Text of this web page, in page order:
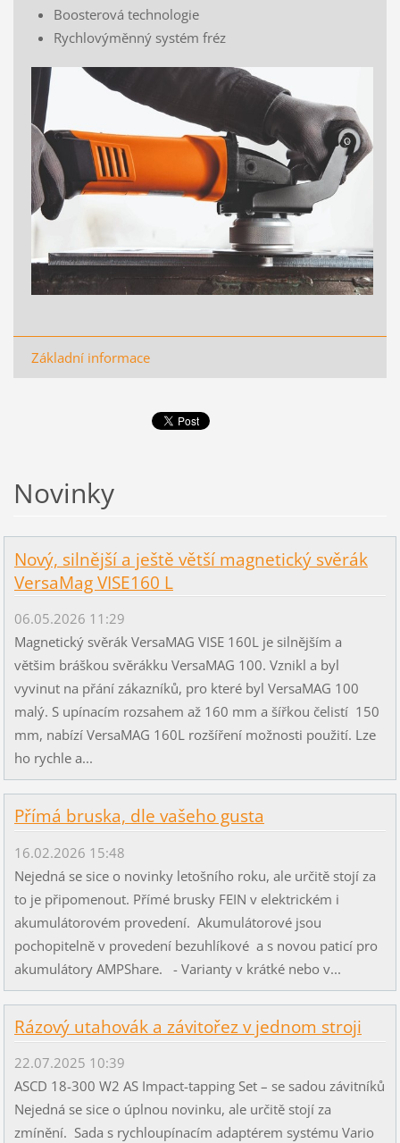
Boosterová technologie
Rychlovýměnný systém fréz
Základní informace
Novinky
Nový, silnější a ještě větší magnetický svěrák
VersaMag VISE160 L
06.05.2026 11:29
Magnetický svěrák VersaMAG VISE 160L je silnějším a
většim bráškou svěrákku VersaMAG 100. Vznikl a byl
vyvinut na přání zákazníků, pro které byl VersaMAG 100
malý. S upínacím rozsahem až 160 mm a šířkou čelistí 150
mm, nabízí VersaMAG 160L rozšíření možnosti použití. Lze
ho rychle a...
Přímá bruska, dle vašeho gusta
16.02.2026 15:48
Nejedná se sice o novinky letošního roku, ale určitě stojí za
to je připomenout. Přímé brusky FEIN v elektrickém i
akumulátorovém provedení. Akumulátorové jsou
pochopitelně v provedení bezuhlíkové a s novou paticí pro
akumulátory AMPShare. - Varianty v krátké nebo v...
Rázový utahovák a závitořez v jednom stroji
22.07.2025 10:39
ASCD 18-300 W2 AS Impact-tapping Set – se sadou závitníků
Nejedná se sice o úplnou novinku, ale určitě stojí za
zmínění. Sada s rychloupínacím adaptérem systému Vario